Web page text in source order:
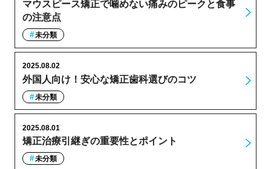
マウスピース矯正で噛めない痛みのピークと食事
の注意点
未分類
外国人向け！安心な矯正歯科選びのコツ
2025.08.02
未分類
矯正治療引継ぎの重要性とポイント
2025.08.01
未分類